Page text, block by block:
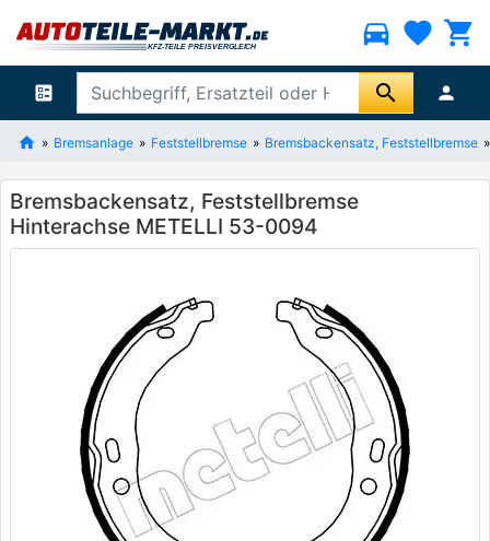
directions_car favorite shopping_cart
ballot search person
Bremsanlage Feststellbremse Bremsbackensatz, Feststellbremse
Bremsbackensatz, Feststellbremse
Hinterachse METELLI 53-0094